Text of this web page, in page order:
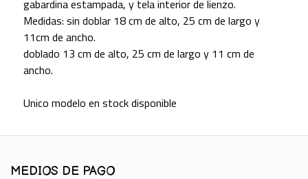
gabardina estampada, y tela interior de lienzo.
Medidas: sin doblar 18 cm de alto, 25 cm de largo y
11cm de ancho.
doblado 13 cm de alto, 25 cm de largo y 11 cm de
ancho.
Unico modelo en stock disponible
MEDIOS DE PAGO